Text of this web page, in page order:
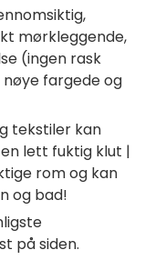
mørkleggende,
(ingen rask
fargede og
tekstiler kan
lett fuktig klut |
rom og kan
og bad!
på siden.